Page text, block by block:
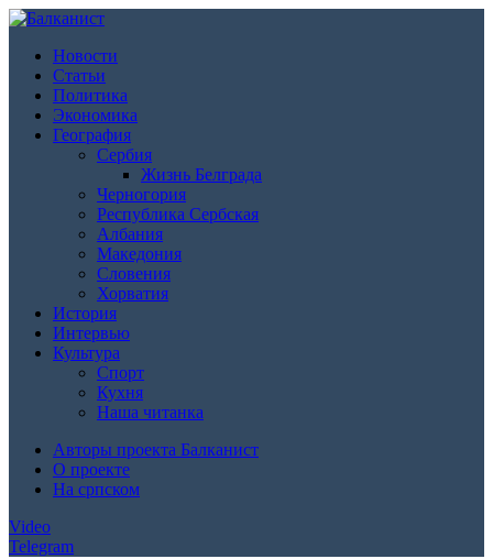
Новости
Статьи
Политика
Экономика
География
Сербия
Жизнь Белграда
Черногория
Республика Сербская
Албания
Македония
Словения
Хорватия
История
Интервью
Культура
Спорт
Кухня
Наша читанка
Авторы проекта Балканист
О проекте
На српском
Video
Telegram